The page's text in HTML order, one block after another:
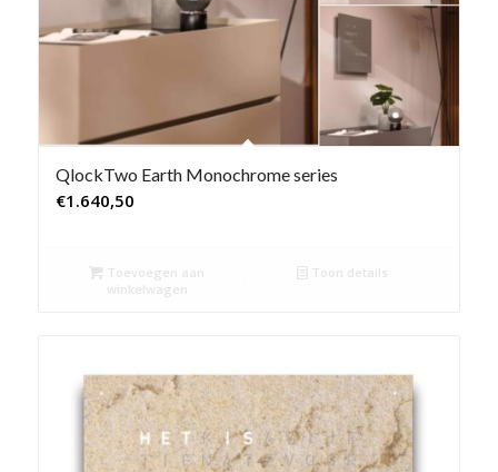
QlockTwo Earth Monochrome series
€1.640,50
Toevoegen aan
winkelwagen
Toon details